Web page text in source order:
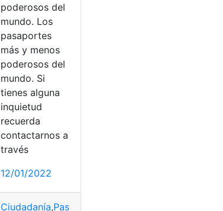
poderosos del
mundo. Los
pasaportes
más y menos
poderosos del
mundo. Si
tienes alguna
inquietud
recuerda
contactarnos a
través
12/01/2022
Ciudadanía,Pasaportes